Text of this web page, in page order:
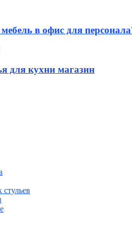
в офис для
для кухни магазин